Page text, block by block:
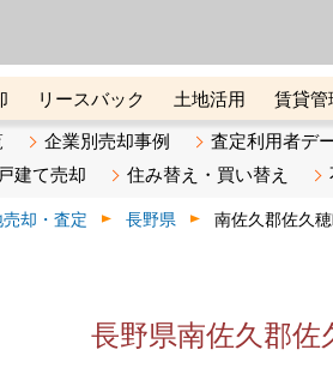
リースバック 土地活用 賃貸管
ー オンライン講座 リビンマガジ
企業別売却事例 査定利用者デ
戸建て売却 住み替え・買い替え
却・査定 長野県 南佐久郡佐久
長野県南佐久郡